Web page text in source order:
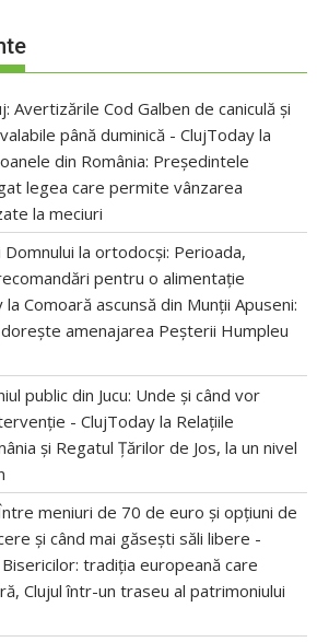
Avertizările Cod Galben de caniculă și
până duminică - ClujToday la
din România: Președintele
legea care permite vânzarea
la meciuri
la ortodocși: Perioada,
pentru o alimentație
laComoară ascunsă din Munții Apuseni:
dorește amenajarea Peșterii Humpleu
public din Jucu: Unde și când vor
- ClujToday la Relațiile
și Regatul Țărilor de Jos, la un nivel
meniuri de 70 de euro și opțiuni de
și când mai găsești săli libere -
tradiția europeană care
Clujul într-un traseu al patrimoniului